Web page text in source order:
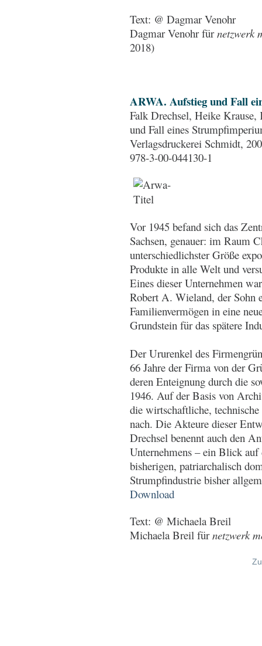
Text: @ Dagmar Venohr
Dagmar Venohr fürnetzwerk
2018)
ARWA. Aufstieg und Fall
Falk Drechsel, Heike
und Fall eines
Verlagsdruckerei Schmidt,
978-3-00-044130-1
Vor 1945 befand sich das
Sachsen, genauer: im Raum
unterschiedlichster Größe
Produkte in alle Welt und
Eines dieser Unternehmen
Robert A. Wieland, der Sohn
Familienvermögen in eine
Grundstein für das spätere
Der Ururenkel des
66 Jahre der Firma von der
deren Enteignung durch die
1946. Auf der Basis von
die wirtschaftliche,
nach. Die Akteure dieser
Drechsel benennt auch den
Unternehmens – ein Blick
bisherigen, patriarchalisch
Strumpfindustrie bisher
Download
Text: @ Michaela Breil
Michaela Breil fürnetzwerk